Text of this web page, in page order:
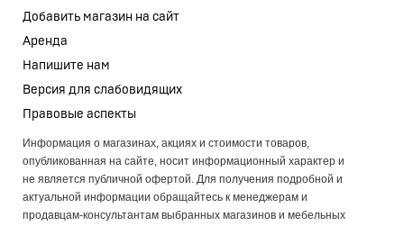
Добавить магазин на сайт
Аренда
Напишите нам
Версия для слабовидящих
Правовые аспекты
Информация о магазинах, акциях и стоимости товаров,
опубликованная на сайте, носит информационный характер и
не является публичной офертой. Для получения подробной и
актуальной информации обращайтесь к менеджерам и
продавцам-консультантам выбранных магазинов и мебельных